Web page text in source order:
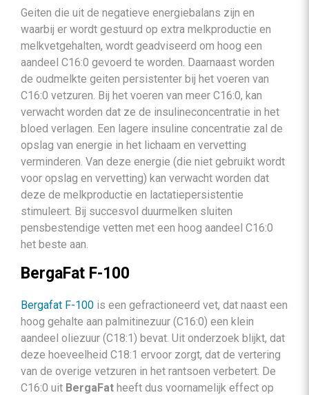
Geiten die uit de negatieve energiebalans zijn en
waarbij er wordt gestuurd op extra melkproductie en
melkvetgehalten, wordt geadviseerd om hoog een
aandeel C16:0 gevoerd te worden. Daarnaast worden
de oudmelkte geiten persistenter bij het voeren van
C16:0 vetzuren. Bij het voeren van meer C16:0, kan
verwacht worden dat ze de insulineconcentratie in het
bloed verlagen. Een lagere insuline concentratie zal de
opslag van energie in het lichaam en vervetting
verminderen. Van deze energie (die niet gebruikt wordt
voor opslag en vervetting) kan verwacht worden dat
deze de melkproductie en lactatiepersistentie
stimuleert. Bij succesvol duurmelken sluiten
pensbestendige vetten met een hoog aandeel C16:0
het beste aan.
BergaFat F-100
Bergafat F-100 is een gefractioneerd vet, dat naast een
hoog gehalte aan palmitinezuur (C16:0) een klein
aandeel oliezuur (C18:1) bevat. Uit onderzoek blijkt, dat
deze hoeveelheid C18:1 ervoor zorgt, dat de vertering
van de overige vetzuren in het rantsoen verbetert. De
C16:0 uit BergaFat heeft dus voornamelijk effect op